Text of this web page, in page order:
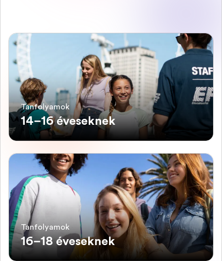
Tanfolyamok
14–16 éveseknek
Tanfolyamok
16–18 éveseknek